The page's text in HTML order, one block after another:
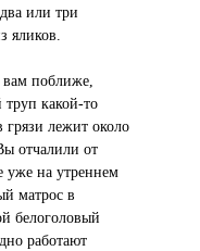
или три
яликов.
вам поближе,
труп какой-то
грязи лежит около
отчалили от
уже на утреннем
матрос в
белоголовый
работают